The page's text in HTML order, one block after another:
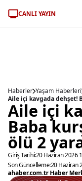
CANLI YAYIN
Haberler Yaşam Haberleri
Aile içi kavgada dehşet!
Aile içi
Baba
ölü 2
Giriş Tarihi:20 Haziran 2026
Son Güncelleme:20 Haziran
ahaber.com.tr Haber